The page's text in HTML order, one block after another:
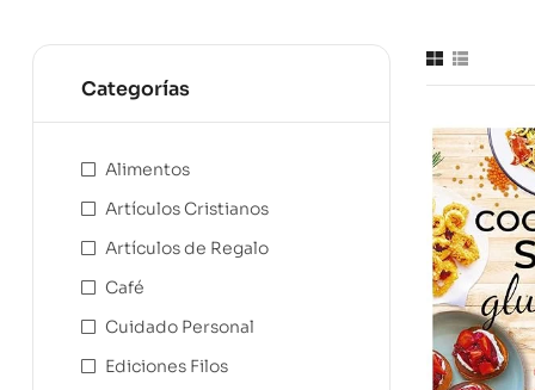
Categorías
Alimentos
Artículos Cristianos
Artículos de Regalo
Café
Cuidado Personal
Ediciones Filos